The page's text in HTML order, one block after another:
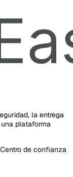
la entrega
plataforma
de confianza